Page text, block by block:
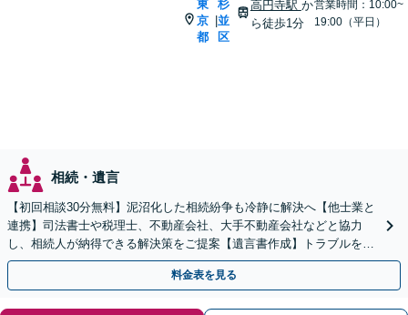
東
京
都
杉
並
区
高円寺駅 か
ら徒歩1分
営業時間：10:00~
19:00（平日）
相続・遺言
【初回相談30分無料】泥沼化した相続紛争も冷静に解決へ【他士業と
連携】司法書士や税理士、不動産会社、大手不動産会社などと協力
し、相続人が納得できる解決策をご提案【遺言書作成】トラブルを予
測したうえで作成・執行【夜間休日の相談可】
料金表を見る